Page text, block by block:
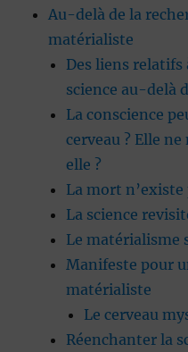
Au-delà de la
matérialiste
Des liens relatifs
science au-delà
La conscience
cerveau ? Elle
elle ?
La mort
La science
Le matérialisme
Manifeste pour
matérialiste
Le cerveau
Réenchanter la